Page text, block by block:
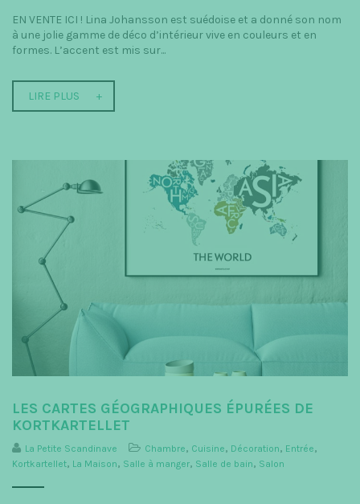
EN VENTE ICI ! Lina Johansson est suédoise et a donné son nom
à une jolie gamme de déco d’intérieur vive en couleurs et en
formes. L’accent est mis sur...
LIRE PLUS
LES CARTES GÉOGRAPHIQUES ÉPURÉES DE
KORTKARTELLET
La Petite Scandinave Chambre, Cuisine, Décoration, Entrée,
Kortkartellet, La Maison, Salle à manger, Salle de bain, Salon